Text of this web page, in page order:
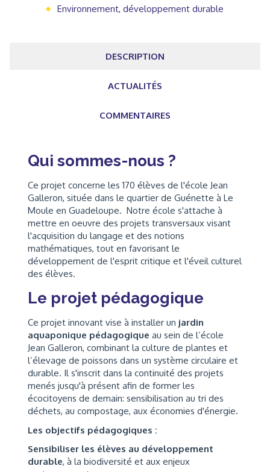
Environnement, développement durable
DESCRIPTION
ACTUALITÉS
COMMENTAIRES
Qui sommes-nous ?
Ce projet concerne les 170 élèves de l'école Jean
Galleron, située dans le quartier de Guénette à Le
Moule en Guadeloupe. Notre école s'attache à
mettre en oeuvre des projets transversaux visant
l'acquisition du langage et des notions
mathématiques, tout en favorisant le
développement de l'esprit critique et l'éveil culturel
des élèves.
Le projet pédagogique
Ce projet innovant vise à installer un jardin
aquaponique pédagogique au sein de l’école
Jean Galleron, combinant la culture de plantes et
l’élevage de poissons dans un système circulaire et
durable. Il s'inscrit dans la continuité des projets
menés jusqu'à présent afin de former les
écocitoyens de demain: sensibilisation au tri des
déchets, au compostage, aux économies d'énergie.
Les objectifs pédagogiques :
Sensibiliser les élèves au développement
durable, à la biodiversité et aux enjeux